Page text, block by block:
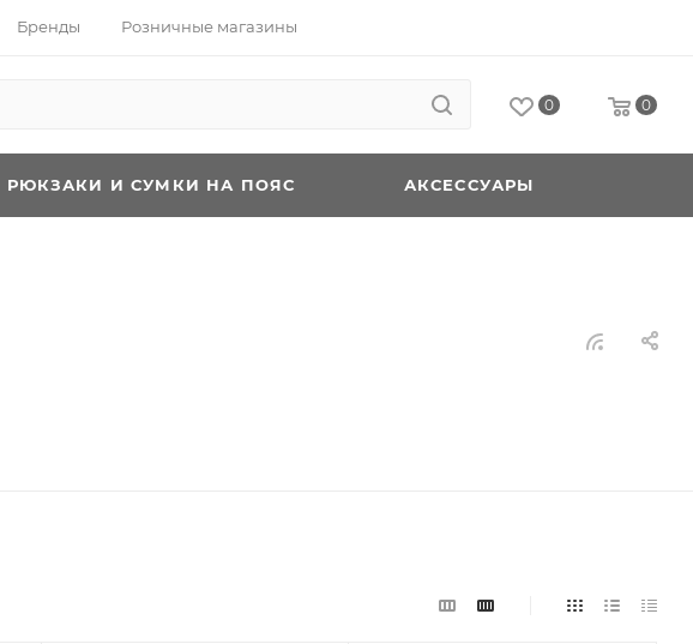
Бренды Розничные магазины
0 0
РЮКЗАКИ И СУМКИ НА ПОЯС АКСЕССУАРЫ